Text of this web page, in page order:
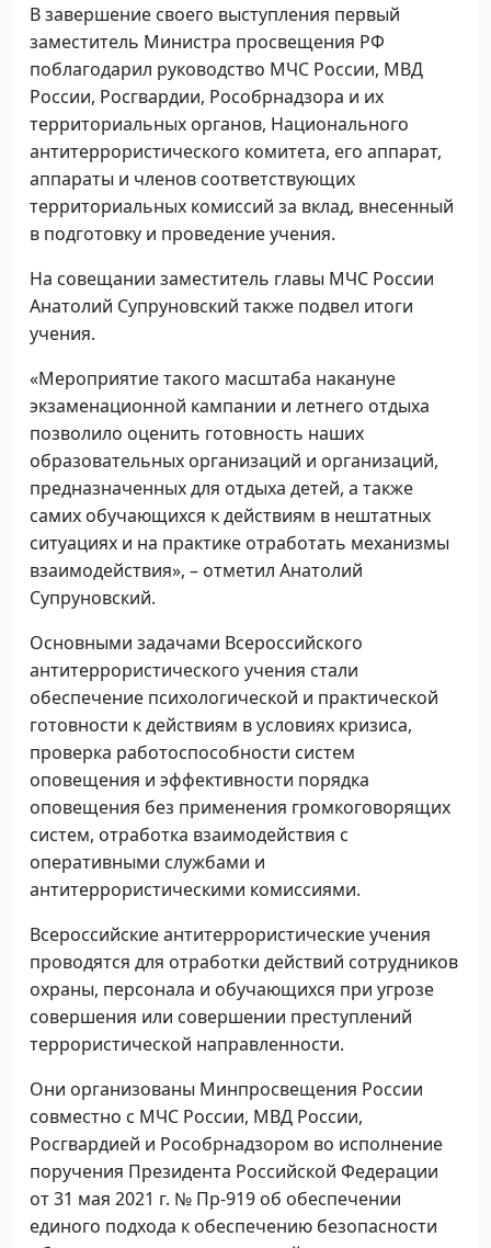
В завершение своего выступления первый
заместитель Министра просвещения РФ
поблагодарил руководство МЧС России, МВД
России, Росгвардии, Рособрнадзора и их
территориальных органов, Национального
антитеррористического комитета, его аппарат,
аппараты и членов соответствующих
территориальных комиссий за вклад, внесенный
в подготовку и проведение учения.
На совещании заместитель главы МЧС России
Анатолий Супруновский также подвел итоги
учения.
«Мероприятие такого масштаба накануне
экзаменационной кампании и летнего отдыха
позволило оценить готовность наших
образовательных организаций и организаций,
предназначенных для отдыха детей, а также
самих обучающихся к действиям в нештатных
ситуациях и на практике отработать механизмы
взаимодействия», – отметил Анатолий
Супруновский.
Основными задачами Всероссийского
антитеррористического учения стали
обеспечение психологической и практической
готовности к действиям в условиях кризиса,
проверка работоспособности систем
оповещения и эффективности порядка
оповещения без применения громкоговорящих
систем, отработка взаимодействия с
оперативными службами и
антитеррористическими комиссиями.
Всероссийские антитеррористические учения
проводятся для отработки действий сотрудников
охраны, персонала и обучающихся при угрозе
совершения или совершении преступлений
террористической направленности.
Они организованы Минпросвещения России
совместно с МЧС России, МВД России,
Росгвардией и Рособрнадзором во исполнение
поручения Президента Российской Федерации
от 31 мая 2021 г. № Пр-919 об обеспечении
единого подхода к обеспечению безопасности